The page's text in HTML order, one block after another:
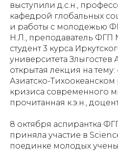
выступили д.с.н.,
кафедрой глобальных
и работы с молодежью
Н.Л., преподаватель ФГП
студент 3 курса
университета Злыгостев
открытая лекция на
Азиатско-
кризиса современного
прочитанная к.э.н.,
8 октября аспирантка
приняла участие в
поединке молодых